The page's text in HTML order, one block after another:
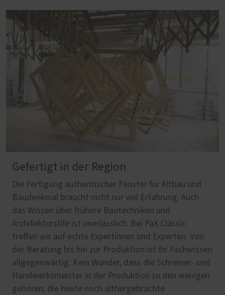
Gefertigt in der Region
Die Fertigung authentischer Fenster für Altbau und
Baudenkmal braucht nicht nur viel Erfahrung. Auch
das Wissen über frühere Bautechniken und
Architekturstile ist unerlässlich. Bei PaX Classic
treffen wir auf echte Expertinnen und Experten. Von
der Beratung bis hin zur Produktion ist ihr Fachwissen
allgegenwärtig. Kein Wunder, dass die Schreiner- und
Handwerksmeister in der Produktion zu den wenigen
gehören, die heute noch althergebrachte